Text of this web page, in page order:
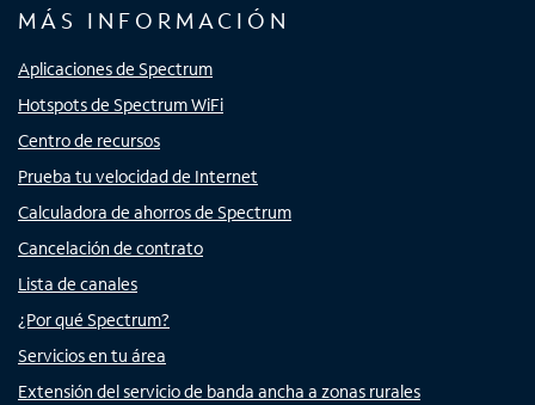
MÁS INFORMACIÓN
Aplicaciones de Spectrum
Hotspots de Spectrum WiFi
Centro de recursos
Prueba tu velocidad de Internet
Calculadora de ahorros de Spectrum
Cancelación de contrato
Lista de canales
¿Por qué Spectrum?
Servicios en tu área
Extensión del servicio de banda ancha a zonas rurales